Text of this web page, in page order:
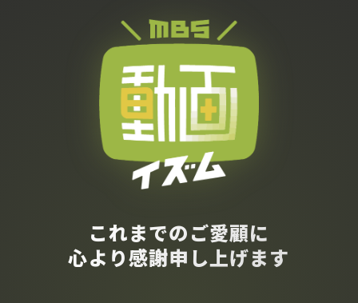
これまでのご愛顧に
心より感謝申し上げます